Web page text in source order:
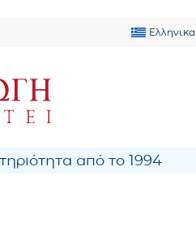
Ελληνικα
από το 1994